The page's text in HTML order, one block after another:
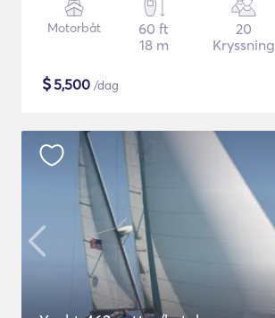
Motorbåt
60 ft
18 m
20
Kryssning
$5,500 /dag